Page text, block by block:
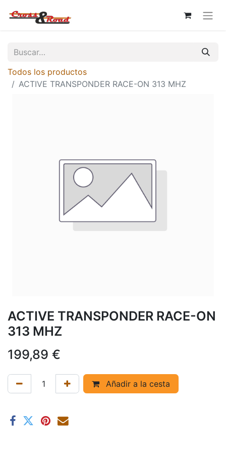
Todos los productos
ACTIVE TRANSPONDER RACE-ON 313 MHZ
ACTIVE TRANSPONDER RACE-ON
313 MHZ
199,89 €
Añadir a la cesta